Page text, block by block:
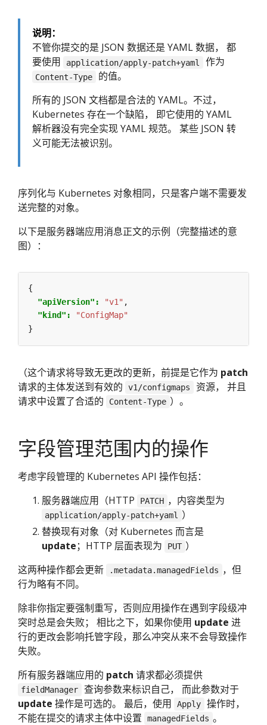
说明：
不管你提交的是 JSON 数据还是 YAML 数据， 都
要使用
application/apply-patch+yaml 作为
Content-Type
的值。
所有的 JSON 文档都是合法的 YAML。不过，
Kubernetes 存在一个缺陷， 即它使用的 YAML
解析器没有完全实现 YAML 规范。 某些 JSON 转
义可能无法被识别。
序列化与 Kubernetes 对象相同，只是客户端不需要发
送完整的对象。
以下是服务器端应用消息正文的示例（完整描述的意
图）：
{
"apiVersion":
"v1" ,
"kind":
"ConfigMap"
}
（这个请求将导致无更改的更新，前提是它作为 patch
请求的主体发送到有效的
v1/configmaps
资源， 并且
请求中设置了合适的
Content-Type ）。
字段管理范围内的操作
考虑字段管理的 Kubernetes API 操作包括：
服务器端应用（HTTP
PATCH ，内容类型为
application/apply-patch+yaml
）
替换现有对象（对 Kubernetes 而言是
update；HTTP 层面表现为 PUT ）
这两种操作都会更新
.metadata.managedFields ，但
行为略有不同。
除非你指定要强制重写，否则应用操作在遇到字段级冲
突时总是会失败； 相比之下，如果你使用 update 进
行的更改会影响托管字段，那么冲突从来不会导致操作
失败。
所有服务器端应用的 patch 请求都必须提供
fieldManager
查询参数来标识自己， 而此参数对于
update 操作是可选的。 最后，使用 Apply
操作时，
不能在提交的请求主体中设置
managedFields 。